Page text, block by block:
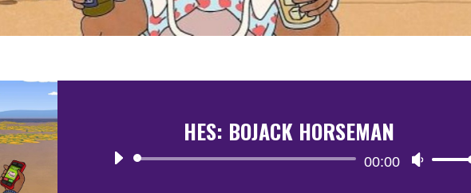
HES: BOJACK HORSEMAN
Reproductor00:00
Utiliza